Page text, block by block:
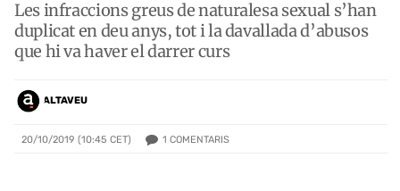
Les infraccions greus de naturalesa sexual s’han
duplicat en deu anys, tot i la davallada d’abusos
que hi va haver el darrer curs
ALTAVEU
20/10/2019 (10:45 CET) 1 COMENTARIS